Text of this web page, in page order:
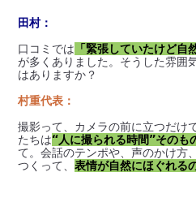
田村：
口コミでは 「緊張していたけど自
が多くありました。そうした雰囲
はありますか？
村重代表：
撮影って、カメラの前に立つだけ
たちは“人に撮られる時間”そのも
て。会話のテンポや、声のかけ方
つくって、表情が自然にほぐれる